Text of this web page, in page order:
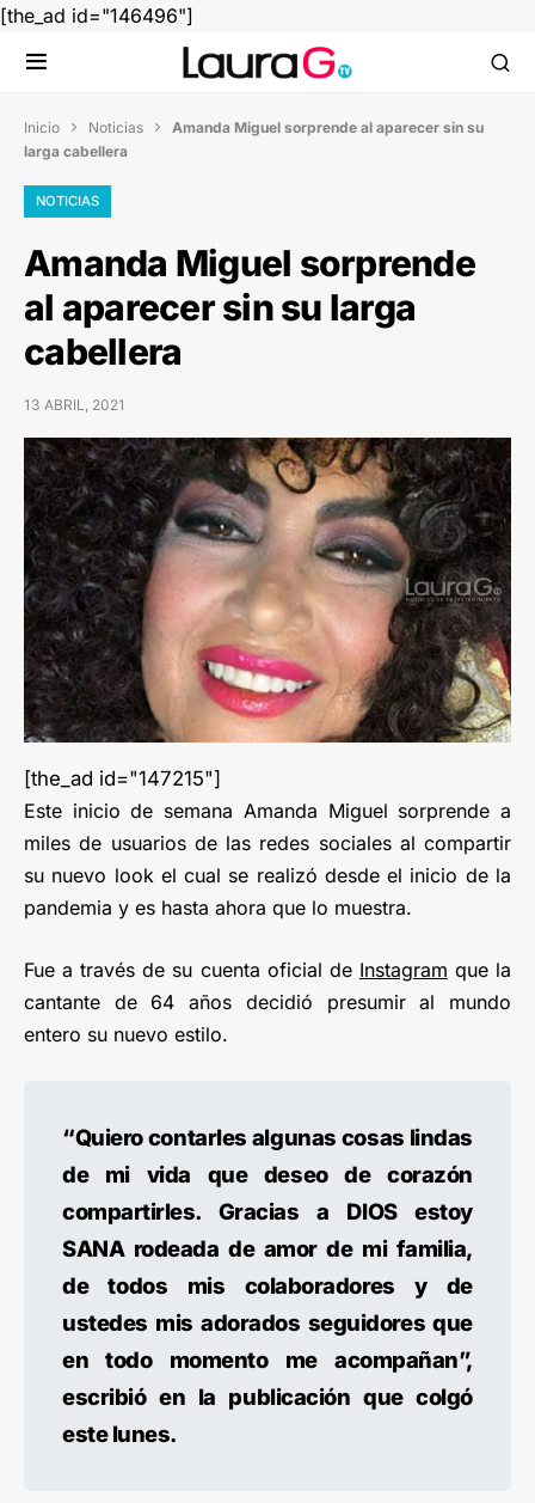
[the_ad id="146496"]
Inicio  Noticias  Amanda Miguel sorprende al aparecer sin su
larga cabellera
NOTICIAS
Amanda Miguel sorprende
al aparecer sin su larga
cabellera
13 ABRIL, 2021
[the_ad id="147215"]
Este inicio de semana Amanda Miguel sorprende a
miles de usuarios de las redes sociales al compartir
su nuevo look el cual se realizó desde el inicio de la
pandemia y es hasta ahora que lo muestra.
Fue a través de su cuenta oficial de Instagram que la
cantante de 64 años decidió presumir al mundo
entero su nuevo estilo.
“Quiero contarles algunas cosas lindas
de mi vida que deseo de corazón
compartirles. Gracias a DIOS estoy
SANA rodeada de amor de mi familia,
de todos mis colaboradores y de
ustedes mis adorados seguidores que
en todo momento me acompañan”,
escribió en la publicación que colgó
este lunes.